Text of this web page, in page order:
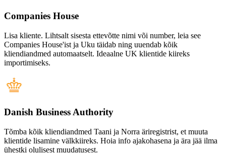
Companies House
Lisa kliente. Lihtsalt sisesta ettevõtte nimi või number, leia see
Companies House'ist ja Uku täidab ning uuendab kõik
kliendiandmed automaatselt. Ideaalne UK klientide kiireks
importimiseks.
Danish Business Authority
Tõmba kõik kliendiandmed Taani ja Norra äriregistrist, et muuta
klientide lisamine välkkiireks. Hoia info ajakohasena ja ära jää ilma
ühestki olulisest muudatusest.